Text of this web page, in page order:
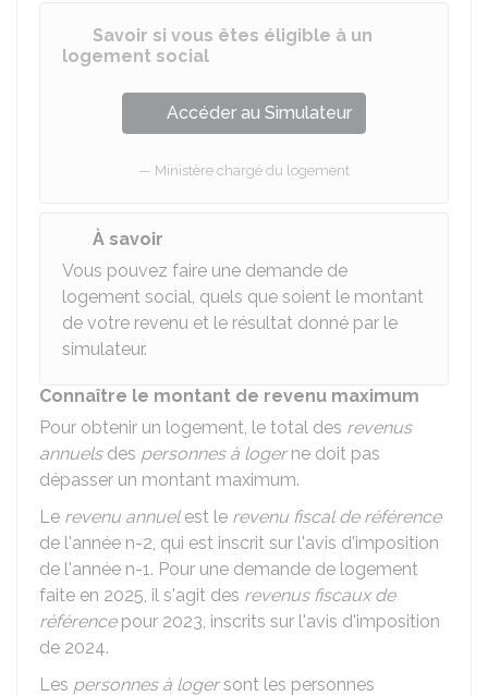
Savoir si vous êtes éligible à un
logement social
Accéder au Simulateur
Ministère chargé du logement
À savoir
Vous pouvez faire une demande de
logement social, quels que soient le montant
de votre revenu et le résultat donné par le
simulateur.
Connaître le montant de revenu maximum
Pour obtenir un logement, le total des revenus
annuelsdes personnes à loger ne doit pas
dépasser un montant maximum.
Le revenu annuelest le revenu fiscal de référence
de l'année n-2, qui est inscrit sur l'avis d'imposition
de l'année n-1. Pour une demande de logement
faite en 2025, il s'agit des revenus fiscaux de
référencepour 2023, inscrits sur l'avis d'imposition
de 2024.
Les personnes à logersont les personnes